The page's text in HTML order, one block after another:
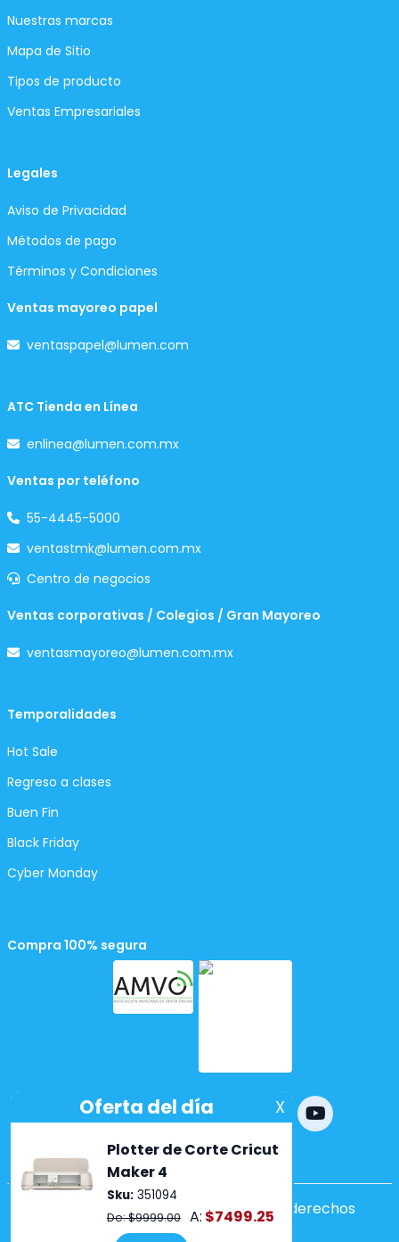
Nuestras marcas
Mapa de Sitio
Tipos de producto
Ventas Empresariales
Legales
Aviso de Privacidad
Métodos de pago
Términos y Condiciones
Ventas mayoreo papel
ventaspapel@lumen.com
ATC Tienda en Línea
enlinea@lumen.com.mx
Ventas por teléfono
55-4445-5000
ventastmk@lumen.com.mx
Centro de negocios
Ventas corporativas / Colegios / Gran Mayoreo
ventasmayoreo@lumen.com.mx
Temporalidades
Hot Sale
Regreso a clases
Buen Fin
Black Friday
Cyber Monday
Compra 100% segura
Powered bynopCommerce
Copyright ©2026 Lumen. Todos los derechos
reservados.